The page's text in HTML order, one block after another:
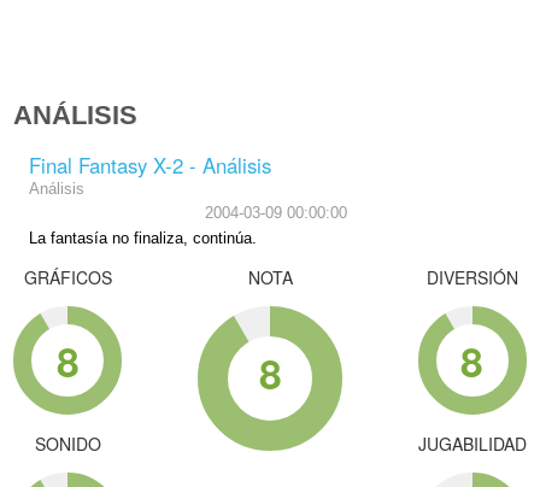
ANÁLISIS
Final Fantasy X-2 - Análisis
Análisis
2004-03-09 00:00:00
La fantasía no finaliza, continúa.
GRÁFICOS
8
SONIDO
NOTA
8
DIVERSIÓN
8
JUGABILIDAD